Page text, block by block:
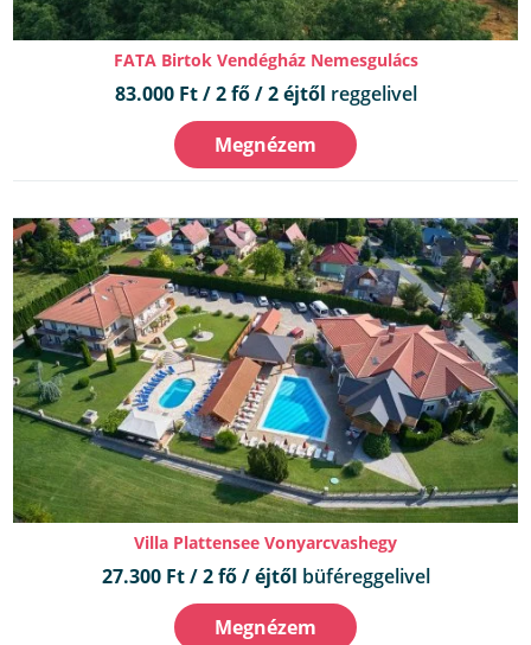
FATA Birtok Vendégház Nemesgulács
83.000 Ft / 2 fő / 2 éjtől reggelivel
Megnézem
Villa Plattensee Vonyarcvashegy
27.300 Ft / 2 fő / éjtől büféreggelivel
Megnézem